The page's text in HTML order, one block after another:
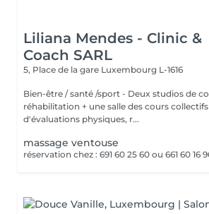
Liliana Mendes - Clinic &
Coach SARL
5, Place de la gare Luxembourg L-1616
Bien-être / santé /sport - Deux studios de coaching/training et
réhabilitation + une salle des cours collectifs - bureau
d'évaluations physiques, r...
massage ventouse